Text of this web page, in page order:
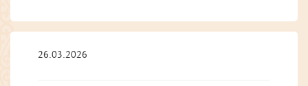
26.03.2026